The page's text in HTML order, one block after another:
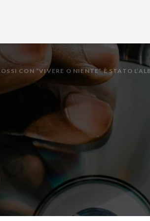
CON “VIVERE O NIENTE” È STATO